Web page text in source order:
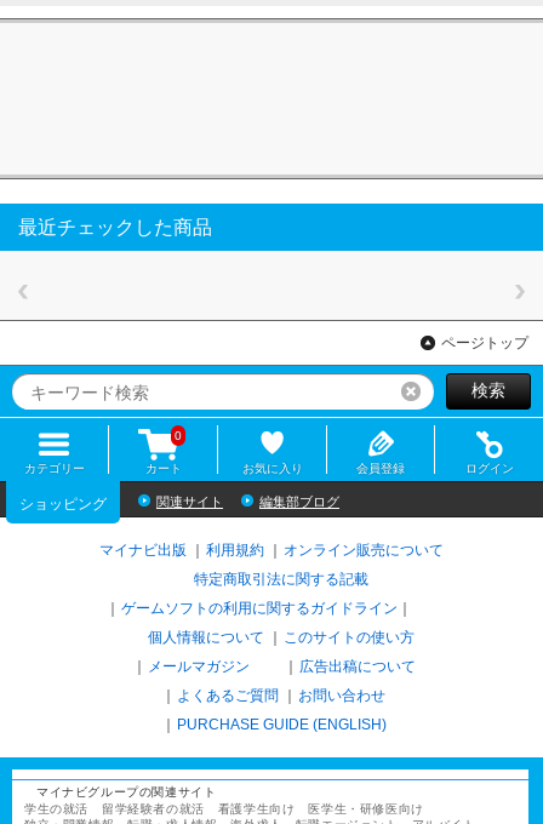
最近チェックした商品
ページトップ
リセット検索
カテゴリー カート
0
お気に入り 会員登録 ログイン
ショッピング 関連サイト 編集部ブログ
マイナビ出版 利用規約
オンライン販売について
特定商取引法に関する記載
ゲームソフトの利用に関するガイドライン
個人情報について
このサイトの使い方
メールマガジン
広告出稿について
よくあるご質問
お問い合わせ
PURCHASE GUIDE (ENGLISH)
マイナビグループの関連サイト
学生の就活
留学経験者の就活 看護学生向け
医学生・研修医向け